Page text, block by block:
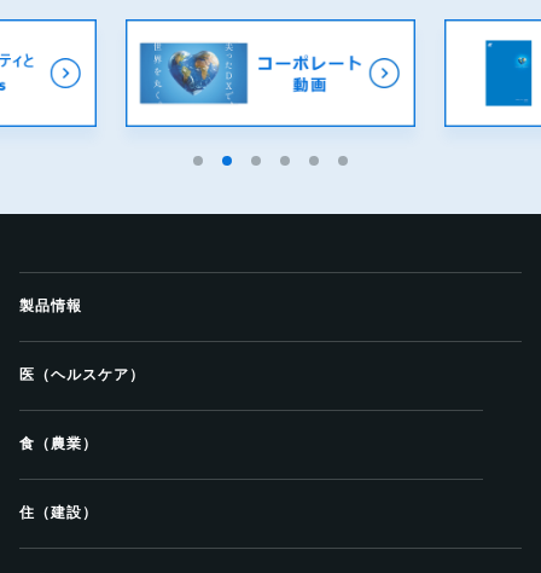
製品情報
医（ヘルスケア）
食（農業）
住（建設）